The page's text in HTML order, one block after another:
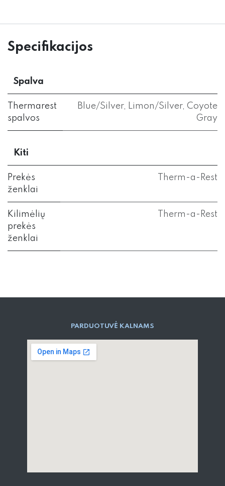
Specifikacijos
Spalva
Thermarest
spalvos
Blue/Silver, Limon/Silver, Coyote
Gray
Kiti
Prekės
ženklai
Therm-a-Rest
Kilimėlių
prekės
ženklai
Therm-a-Rest
PARD​UOTUVĖ​ KALNAMS